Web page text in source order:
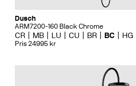
Dusch
ARM7200-160 Black Chrome
CR MB LU CU BR BC HG
Pris 24995 kr